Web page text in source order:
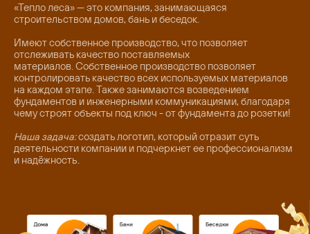
«Тепло леса» — это компания, занимающаяся
строительством домов, бань и беседок.
Имеют собственное производство, что позволяет
отслеживать качество поставляемых
материалов. Собственное производство позволяет
контролировать качество всех используемых материалов
на каждом этапе. Также занимаются возведением
фундаментов и инженерными коммуникациями, благодаря
чему строят объекты под ключ - от фундамента до розетки!
Наша задача:создать логотип, который отразит суть
деятельности компании и подчеркнет ее профессионализм
и надёжность.